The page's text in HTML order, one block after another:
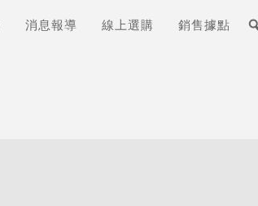
消息報導 線上選購 銷售據點